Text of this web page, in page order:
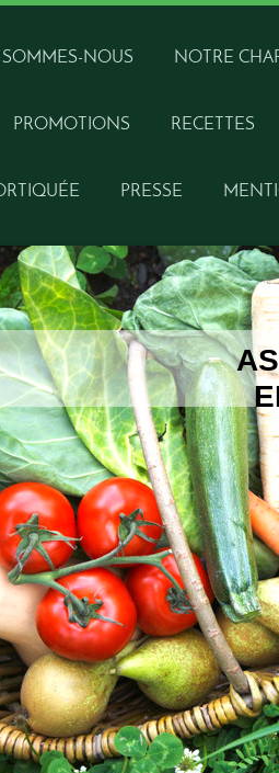
NOUS NOTRE
PROMOTIONS RECETTES
PRESSE